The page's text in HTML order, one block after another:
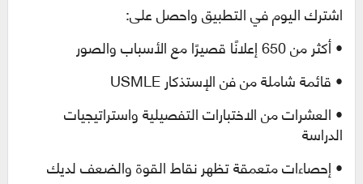
اشترك اليوم في التطبيق واحصل على:
• أكثر من 650 إعلانًا قصيرًا مع الأسباب والصور
• قائمة شاملة من فن الإستذكار USMLE
• العشرات من الاختبارات التفصيلية واستراتيجيات
الدراسة
• إحصاءات متعمقة تظهر نقاط القوة والضعف لديك